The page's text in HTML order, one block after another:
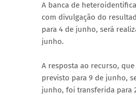
A banca de
com divulgação do
para 4 de junho, será
junho.
A resposta ao recurso,
previsto para 9 de junho,
junho, foi transferida para